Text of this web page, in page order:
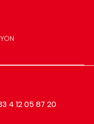
4 12 05 87 20